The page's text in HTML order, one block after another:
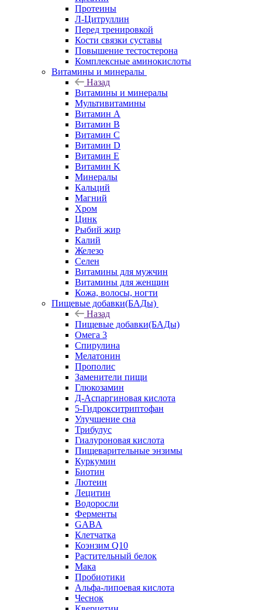
Протеины
Л-Цитруллин
Перед тренировкой
Кости связки суставы
Повышение тестостерона
Комплексные аминокислоты
Витамины и минералы
Назад
Витамины и минералы
Мультивитамины
Витамин A
Витамин B
Витамин C
Витамин D
Витамин E
Витамин K
Минералы
Кальций
Магний
Хром
Цинк
Рыбий жир
Калий
Железо
Селен
Витамины для мужчин
Витамины для женщин
Кожа, волосы, ногти
Пищевые добавки(БАДы)
Назад
Пищевые добавки(БАДы)
Омега 3
Спирулина
Мелатонин
Прополис
Заменители пищи
Глюкозамин
Д-Аспаргиновая кислота
5-Гидрокситриптофан
Улучшение сна
Трибулус
Гиалуроновая кислота
Пищеварительные энзимы
Куркумин
Биотин
Лютеин
Лецитин
Водоросли
Ферменты
GABA
Клетчатка
Коэнзим Q10
Растительный белок
Мака
Пробиотики
Альфа-липоевая кислота
Чеснок